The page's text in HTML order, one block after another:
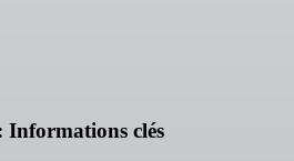
Informations clés